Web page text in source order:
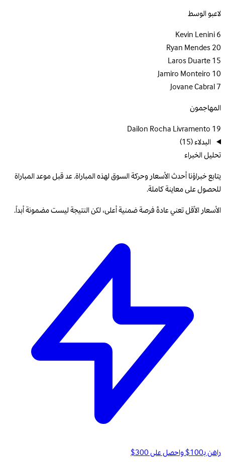
لاعبو الوسط
6
Kevin Lenini
20
Ryan Mendes
15
Laros Duarte
10
Jamiro Monteiro
7
Jovane Cabral
المهاجمون
19
Dailon Rocha Livramento
البدلاء(15)
تحليل الخبراء
يتابع خبراؤنا أحدث الأسعار وحركة السوق لهذه المباراة. عد قبل موعد المباراة
للحصول على معاينة كاملة.
الأسعار الأقل تعني عادةً فرصة ضمنية أعلى، لكن النتيجة ليست مضمونة أبداً.
راهن بـ100$ واحصل على 300$